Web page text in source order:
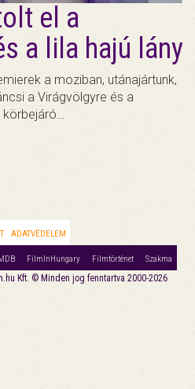
el a
a lila hajú lány
a moziban, utánajártunk,
a Virágvölgyre és a
ADATVÉDELEM
FilmInHungary Filmtörténet Szakma
Kft. © Minden jog fenntartva 2000-2026